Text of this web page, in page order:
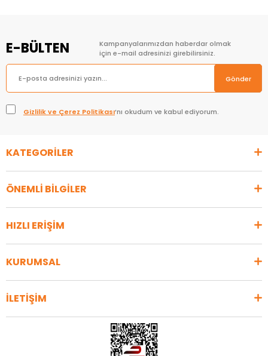
E-BÜLTEN
Kampanyalarımızdan haberdar olmak
için e-mail adresinizi girebilirsiniz.
Gönder
Gizlilik ve Çerez Politikası’nı okudum ve kabul ediyorum.
KATEGORİLER
ÖNEMLİ BİLGİLER
HIZLI ERİŞİM
KURUMSAL
İLETİŞİM